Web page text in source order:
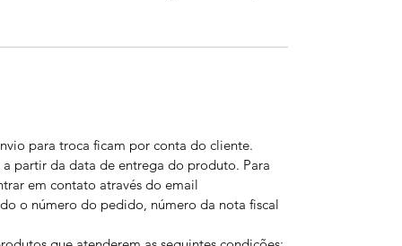
para troca ficam por conta do cliente.
partir da data de entrega do produto. Para
em contato através do email
o número do pedido, número da nota fiscal